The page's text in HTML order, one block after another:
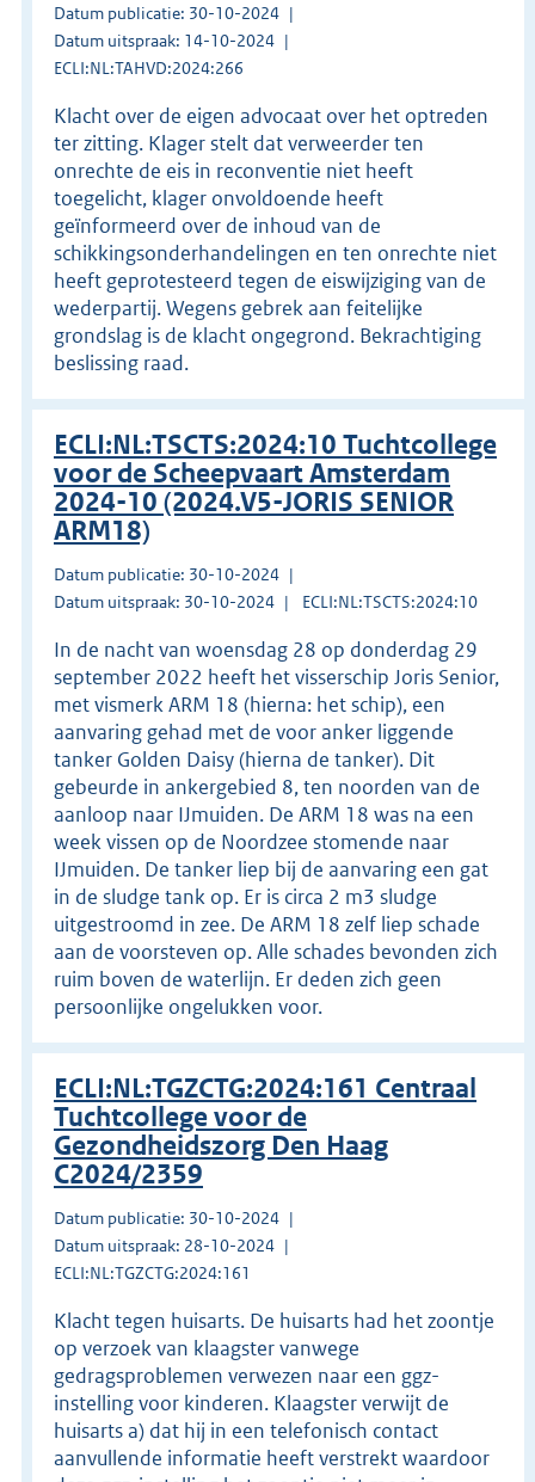
Datum publicatie: 30-10-2024
Datum uitspraak: 14-10-2024
ECLI:NL:TAHVD:2024:266
Klacht over de eigen advocaat over het optreden
ter zitting. Klager stelt dat verweerder ten
onrechte de eis in reconventie niet heeft
toegelicht, klager onvoldoende heeft
geïnformeerd over de inhoud van de
schikkingsonderhandelingen en ten onrechte niet
heeft geprotesteerd tegen de eiswijziging van de
wederpartij. Wegens gebrek aan feitelijke
grondslag is de klacht ongegrond. Bekrachtiging
beslissing raad.
ECLI:NL:TSCTS:2024:10 Tuchtcollege
voor de Scheepvaart Amsterdam
2024-10 (2024.V5-JORIS SENIOR
ARM18)
Datum publicatie: 30-10-2024
Datum uitspraak: 30-10-2024
ECLI:NL:TSCTS:2024:10
In de nacht van woensdag 28 op donderdag 29
september 2022 heeft het visserschip Joris Senior,
met vismerk ARM 18 (hierna: het schip), een
aanvaring gehad met de voor anker liggende
tanker Golden Daisy (hierna de tanker). Dit
gebeurde in ankergebied 8, ten noorden van de
aanloop naar IJmuiden. De ARM 18 was na een
week vissen op de Noordzee stomende naar
IJmuiden. De tanker liep bij de aanvaring een gat
in de sludge tank op. Er is circa 2 m3 sludge
uitgestroomd in zee. De ARM 18 zelf liep schade
aan de voorsteven op. Alle schades bevonden zich
ruim boven de waterlijn. Er deden zich geen
persoonlijke ongelukken voor.
ECLI:NL:TGZCTG:2024:161 Centraal
Tuchtcollege voor de
Gezondheidszorg Den Haag
C2024/2359
Datum publicatie: 30-10-2024
Datum uitspraak: 28-10-2024
ECLI:NL:TGZCTG:2024:161
Klacht tegen huisarts. De huisarts had het zoontje
op verzoek van klaagster vanwege
gedragsproblemen verwezen naar een ggz-
instelling voor kinderen. Klaagster verwijt de
huisarts a) dat hij in een telefonisch contact
aanvullende informatie heeft verstrekt waardoor